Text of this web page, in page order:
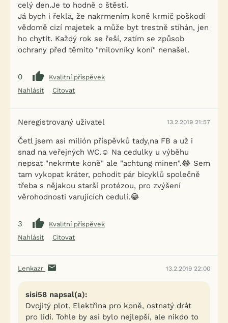
celý den.Je to hodně o štěstí.
Já bych i řekla, že nakrmením koně krmič poškodí
vědomě cizí majetek a může byt trestně stíhán, jen
ho chytit. Každý rok se řeší, zatím se způsob
ochrany před těmito "milovníky koní" nenašel.
0
Kvalitní příspěvek
Nahlásit
Citovat
Neregistrovaný uživatel 13.2.2019 21:57
Četl jsem asi milión příspěvků tady,na FB a už i
snad na veřejných WC.☺️ Na cedulky u výběhu
nepsat "nekrmte koně" ale "achtung minen".😂 Sem
tam vykopat kráter, pohodit pár bicyklů společně
třeba s nějakou starší protézou, pro zvýšení
věrohodnosti varujících cedulí.😂
3
Kvalitní příspěvek
Nahlásit
Citovat
Lenkazr 13.2.2019 22:00
sisi58 napsal(a):
Dvojitý plot. Elektřina pro koně, ostnatý drát
pro lidi. Tohle by asi bylo nejlepší, ale nikdo to